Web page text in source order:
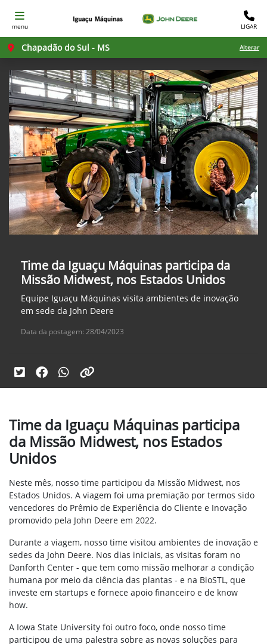
menu LIGAR
Chapadão do Sul - MS Alterar
Time da Iguaçu Máquinas participa da
Missão Midwest, nos Estados Unidos
Equipe Iguaçu Máquinas visita ambientes de inovação
em sede da John Deere
Data da postagem: 28/04/2023
Time da Iguaçu Máquinas participa
da Missão Midwest, nos Estados
Unidos
Neste mês, nosso time participou da Missão Midwest, nos
Estados Unidos. A viagem foi uma premiação por termos sido
vencedores do Prêmio de Experiência do Cliente e Inovação
promovido pela John Deere em 2022.
Durante a viagem, nosso time visitou ambientes de inovação e
sedes da John Deere. Nos dias iniciais, as visitas foram no
Danforth Center - que tem como missão melhorar a condição
humana por meio da ciência das plantas - e na BioSTL, que
investe em startups e fornece apoio financeiro e de know
how.
A Iowa State University foi outro foco, onde nosso time
participou de uma palestra sobre as novas soluções para